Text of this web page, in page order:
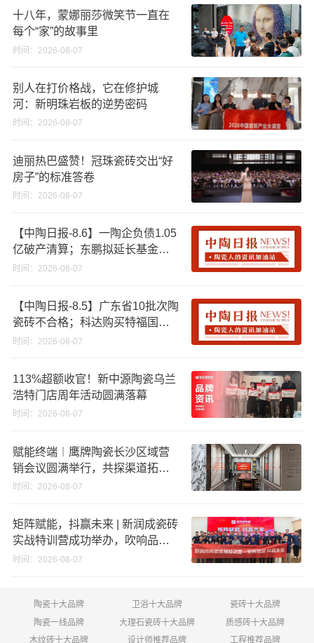
十八年，蒙娜丽莎微笑节一直在
每个“家”的故事里
时间：2026-08-07
别人在打价格战，它在修护城
河：新明珠岩板的逆势密码
时间：2026-08-07
迪丽热巴盛赞！冠珠瓷砖交出“好
房子”的标准答卷
时间：2026-08-07
【中陶日报-8.6】一陶企负债1.05
亿破产清算；东鹏拟延长基金投
资期限；工信部开展建陶行业能
时间：2026-08-07
【中陶日报-8.5】广东省10批次陶
瓷砖不合格；科达购买特福国际
股份申请未通过；蒙娜丽莎5千万
破18亿元
时间：2026-08-07
113%超额收官！新中源陶瓷乌兰
浩特门店周年活动圆满落幕
时间：2026-08-07
赋能终端︱鹰牌陶瓷长沙区域营
销会议圆满举行，共探渠道拓展
与门店升级新路径
时间：2026-08-07
矩阵赋能，抖赢未来 | 新润成瓷砖
实战特训营成功举办，吹响品牌
秋季营销冲锋号！
时间：2026-08-07
陶瓷十大品牌 卫浴十大品牌
瓷砖十大品牌
陶瓷一线品牌
大理石瓷砖十大品牌
质感砖十大品牌
木纹砖十大品牌
设计师推荐品牌 工程推荐品牌